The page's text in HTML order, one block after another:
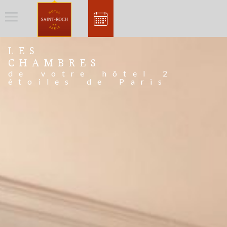
LES
CHAMBRES
de votre hôtel 2
étoiles de Paris